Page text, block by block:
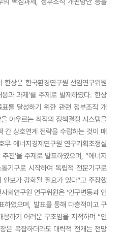
한상운 한국환경연구원 선임연구위원
과 과제’를 주제로 발제하였다. 한상
를 달성하기 위한 관련 정부조직 개
아우르는 최적의 정책결정 시스템을
간 상호연계 전략을 수립하는 것이 매
무 에너지경제연구원 연구기획조정실
진’을 주제로 발표하였으며, “에너지
기구로 시작하여 독립적 전문기구로
보가 강화될 필요가 있다”고 주장했
회연구원 연구위원은 ‘인구변동과 인
하였으며, 발표를 통해 다층적이고 구
하기 어려운 구조임을 지적하며 “인
은 복잡하더라도 대략적 전개는 전망